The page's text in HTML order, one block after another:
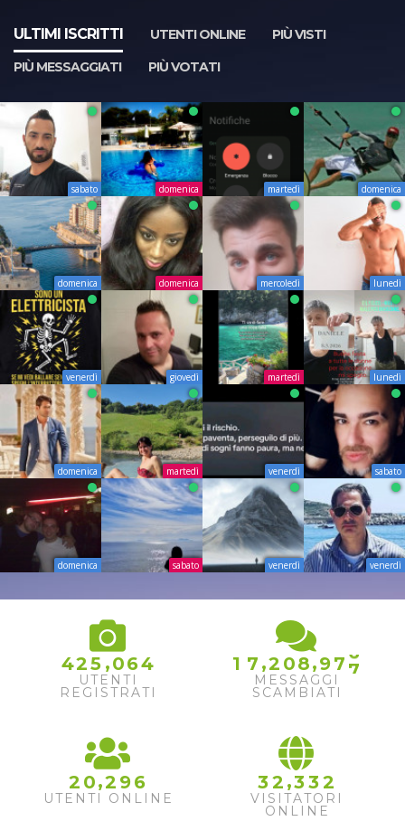
ULTIMI ISCRITTI UTENTI ONLINE
PIÙ VISTI
PIÙ MESSAGGIATI
PIÙ VOTATI
sabato domenica martedì domenica
domenica domenica mercoledì lunedì
venerdì giovedì martedì lunedì
domenica martedì venerdì sabato
domenica sabato venerdì venerdì
425 ,064
UTENTI
REGISTRATI
1 7 ,2 08,97
7
8
MESSAGGI
SCAMBIATI
2 0,2 96
UTENTI ONLINE
32 ,332
VISITATORI
ONLINE